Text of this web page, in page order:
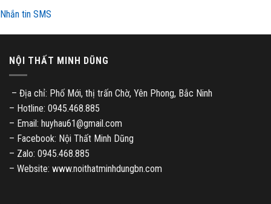
Nhắn tin SMS
NỘI THẤT MINH DŨNG
– Địa chỉ: Phố Mới, thị trấn Chờ, Yên Phong, Bắc Ninh
– Hotline: 0945.468.885
– Email: huyhau61@gmail.com
– Facebook: Nội Thất Minh Dũng
– Zalo: 0945.468.885
– Website: www.noithatminhdungbn.com